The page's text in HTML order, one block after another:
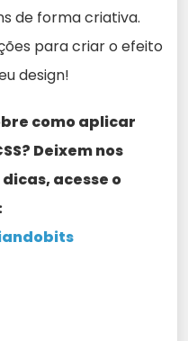
de forma criativa.
para criar o efeito
design!
como aplicar
Deixem nos
acesse o